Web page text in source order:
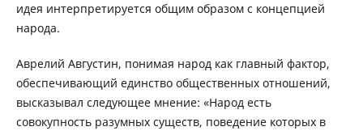
идея интерпретируется общим образом с концепцией
народа.
Аврелий Августин, понимая народ как главный фактор,
обеспечивающий единство общественных отношений,
высказывал следующее мнение: «Народ есть
совокупность разумных существ, поведение которых в